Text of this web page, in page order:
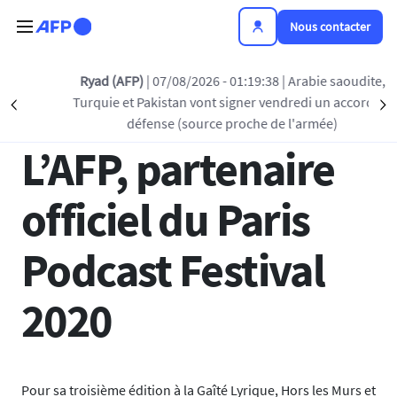
Nous contacter
Précédent
Ryad (AFP) | 07/08/2026 - 01:19:38| Arabie saoudite,
Turquie et Pakistan vont signer vendredi un accord de
défense (source proche de l'armée)
Retour à la liste
30 SEP 2020 - 16:01
L’AFP, partenaire
officiel du Paris
Podcast Festival
2020
Pour sa troisième édition à la Gaîté Lyrique, Hors les Murs et